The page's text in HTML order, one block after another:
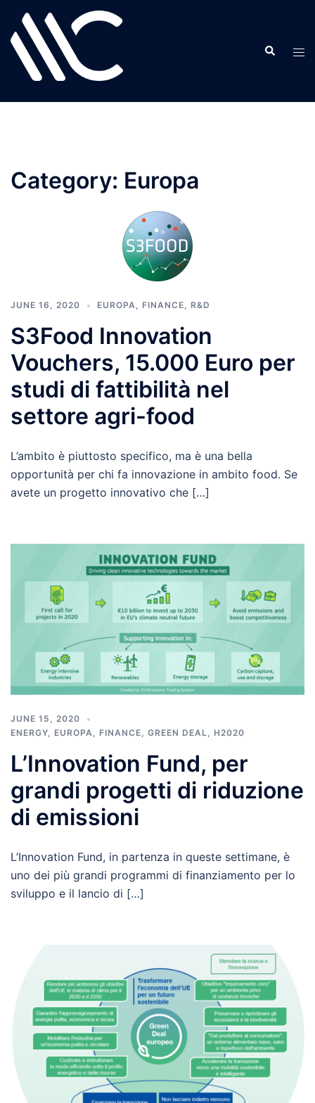
content
Category: Europa
JUNE 16, 2020 EUROPA, FINANCE, R&D
S3Food Innovation
Vouchers, 15.000 Euro per
studi di fattibilità nel
settore agri-food
L’ambito è piuttosto specifico, ma è una bella
opportunità per chi fa innovazione in ambito food. Se
avete un progetto innovativo che […]
JUNE 15, 2020
ENERGY, EUROPA, FINANCE, GREEN DEAL, H2020
L’Innovation Fund, per
grandi progetti di riduzione
di emissioni
L’Innovation Fund, in partenza in queste settimane, è
uno dei più grandi programmi di finanziamento per lo
sviluppo e il lancio di […]